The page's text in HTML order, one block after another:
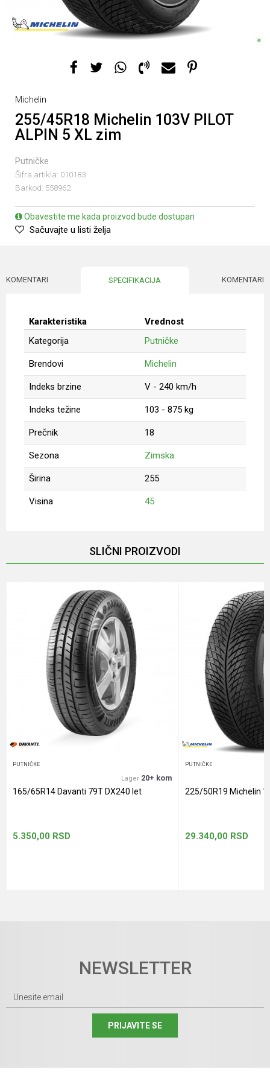
Michelin
255/45R18 Michelin 103V PILOT
ALPIN 5 XL zim
Putničke
Šifra artikla: 010183
Barkod: 558962
Obavestite me kada proizvod bude dostupan
Sačuvajte u listi želja
KOMENTARI SPECIFIKACIJA KOMENTARI
Karakteristika
Vrednost
Kategorija
Putničke
Brendovi Michelin
Indeks brzine V - 240 km/h
Indeks težine 103 - 875 kg
Prečnik 18
Sezona Zimska
Širina 255
Visina 45
Anti-spam zaštita - izračunajte koliko je 4 + 1 :
SLIČNI PROIZVODI
PUTNIČKE
Lager 20+ kom
165/65R14 Davanti 79T DX240 let
5.350,00 RSD
PUTNIČKE
225/50R19 Michelin
29.340,00 RSD
NEWSLETTER
PRIJAVITE SE